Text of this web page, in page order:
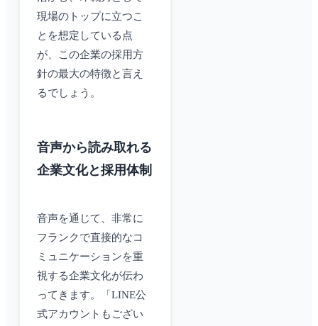
現場のトップに立つこ
とを想定している点
が、この企業の採用方
針の最大の特徴と言え
るでしょう。
音声から読み取れる
企業文化と採用体制
音声を通じて、非常に
フランクで直接的なコ
ミュニケーションを重
視する企業文化が伝わ
ってきます。「LINE公
式アカウントもござい